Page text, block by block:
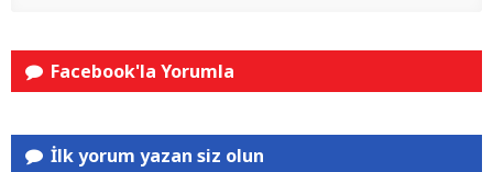
Facebook'la Yorumla
İlk yorum yazan siz olun